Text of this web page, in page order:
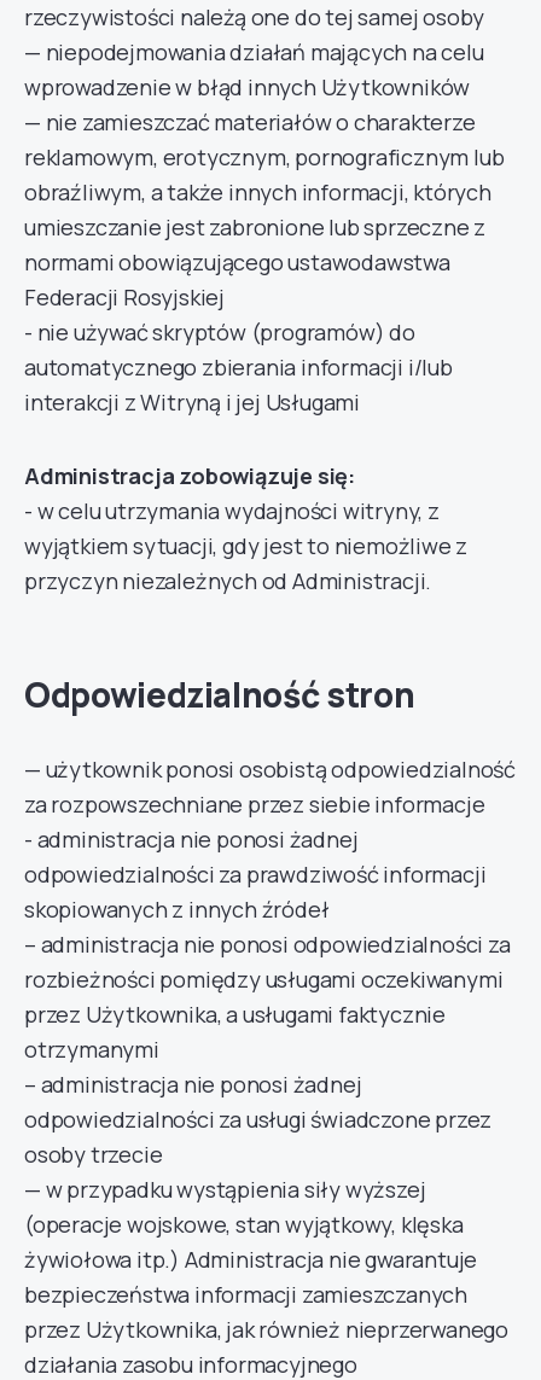
rzeczywistości należą one do tej samej osoby
— niepodejmowania działań mających na celu
wprowadzenie w błąd innych Użytkowników
— nie zamieszczać materiałów o charakterze
reklamowym, erotycznym, pornograficznym lub
obraźliwym, a także innych informacji, których
umieszczanie jest zabronione lub sprzeczne z
normami obowiązującego ustawodawstwa
Federacji Rosyjskiej
- nie używać skryptów (programów) do
automatycznego zbierania informacji i/lub
interakcji z Witryną i jej Usługami
Administracja zobowiązuje się:
- w celu utrzymania wydajności witryny, z
wyjątkiem sytuacji, gdy jest to niemożliwe z
przyczyn niezależnych od Administracji.
Odpowiedzialność stron
— użytkownik ponosi osobistą odpowiedzialność
za rozpowszechniane przez siebie informacje
- administracja nie ponosi żadnej
odpowiedzialności za prawdziwość informacji
skopiowanych z innych źródeł
– administracja nie ponosi odpowiedzialności za
rozbieżności pomiędzy usługami oczekiwanymi
przez Użytkownika, a usługami faktycznie
otrzymanymi
– administracja nie ponosi żadnej
odpowiedzialności za usługi świadczone przez
osoby trzecie
— w przypadku wystąpienia siły wyższej
(operacje wojskowe, stan wyjątkowy, klęska
żywiołowa itp.) Administracja nie gwarantuje
bezpieczeństwa informacji zamieszczanych
przez Użytkownika, jak również nieprzerwanego
działania zasobu informacyjnego